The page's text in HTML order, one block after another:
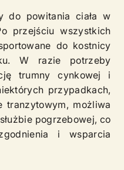
do powitania ciała w
przejściu wszystkich
do kostnicy
W razie potrzeby
trumny cynkowej i
przypadkach,
tranzytowym, możliwa
pogrzebowej, co
i wsparcia